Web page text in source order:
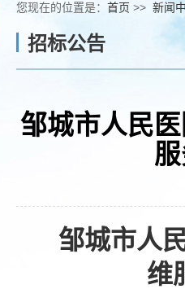
您现在的位置是： 首页 >> 新闻
招标公告
邹城市人民
邹城市人
维